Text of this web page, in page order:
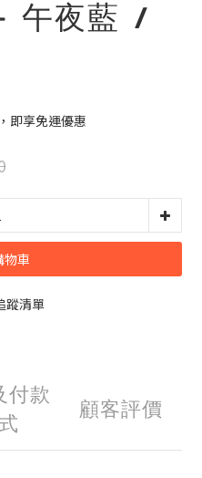
午夜藍 /
即享免運優惠
物車
蹤清單
付款
顧客評價